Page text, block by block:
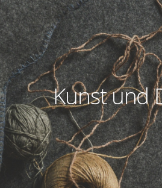
Kunst und